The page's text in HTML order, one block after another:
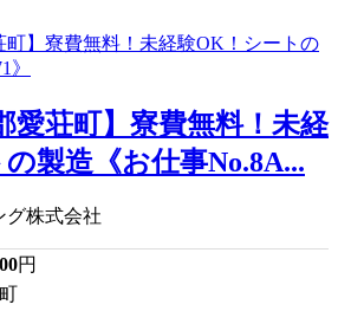
愛荘町】寮費無料！未経
製造《お仕事No.8A...
グ株式会社
円